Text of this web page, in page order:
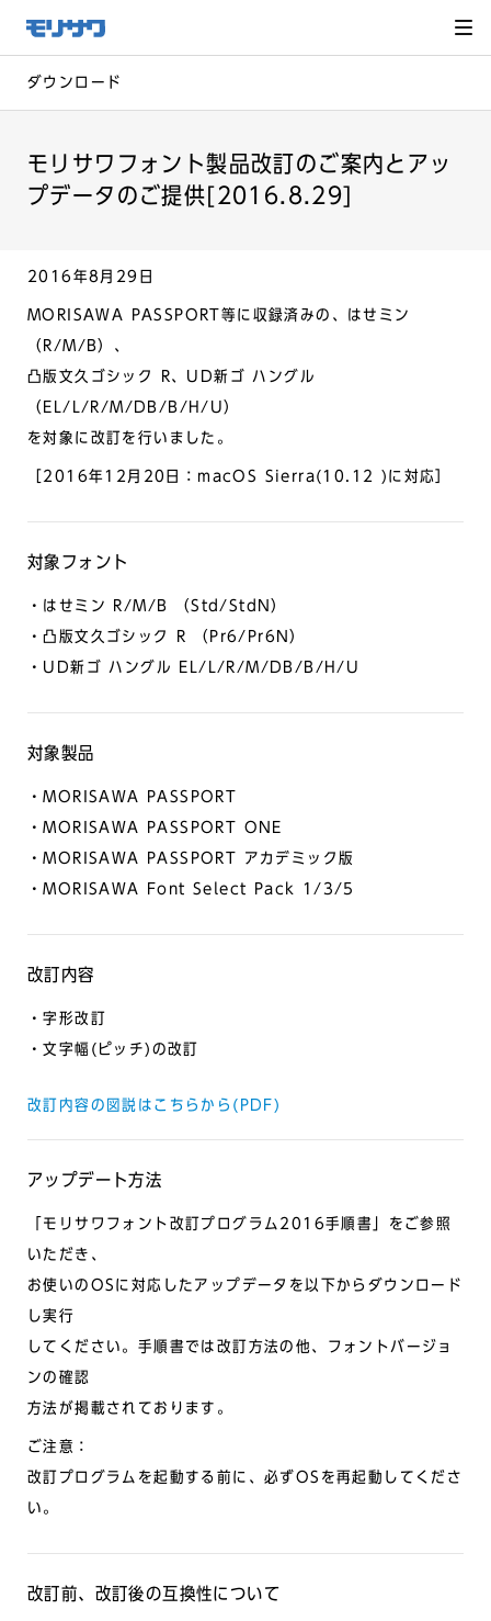
メ
ニュー
飛ばし
へ移動
ダウンロード
モリサワフォント製品改訂のご案内とアッ
プデータのご提供[2016.8.29]
2016年8月29日
MORISAWA PASSPORT等に収録済みの、はせミン
（R/M/B）、
凸版文久ゴシック R、UD新ゴ ハングル
（EL/L/R/M/DB/B/H/U）
を対象に改訂を行いました。
［2016年12月20日：macOS Sierra(10.12 )に対応］
対象フォント
・はせミン R/M/B （Std/StdN）
・凸版文久ゴシック R （Pr6/Pr6N）
・UD新ゴ ハングル EL/L/R/M/DB/B/H/U
対象製品
・MORISAWA PASSPORT
・MORISAWA PASSPORT ONE
・MORISAWA PASSPORT アカデミック版
・MORISAWA Font Select Pack 1/3/5
改訂内容
・字形改訂
・文字幅(ピッチ)の改訂
改訂内容の図説はこちらから(PDF)
アップデート方法
「モリサワフォント改訂プログラム2016手順書」をご参照
いただき、
お使いのOSに対応したアップデータを以下からダウンロード
し実行
してください。手順書では改訂方法の他、フォントバージョ
ンの確認
方法が掲載されております。
ご注意：
改訂プログラムを起動する前に、必ずOSを再起動してくださ
い。
改訂前、改訂後の互換性について